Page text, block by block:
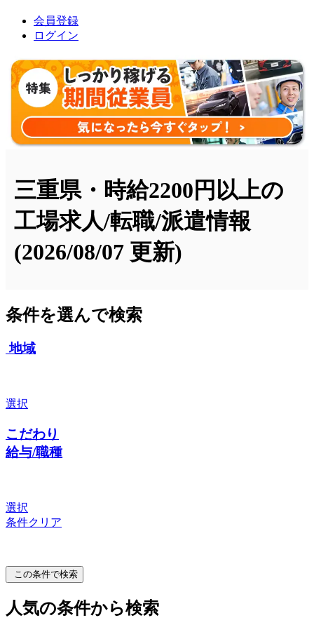
会員登録
ログイン
三重県・時給2200円以上の
工場求人/転職/派遣情報
(2026/08/07 更新)
条件を選んで検索
地域
選択
こだわり
給与/職種
選択
条件クリア
この条件で検索
人気の条件から検索